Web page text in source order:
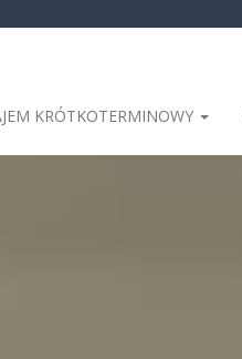
KRÓTKOTERMINOWY